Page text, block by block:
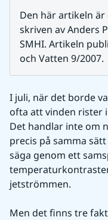
Den här artikeln
skriven av Anders
SMHI. Artikeln
och Vatten 9/2007.
I juli, när det borde
ofta att vinden rister
Det handlar inte om
precis på samma
säga genom ett
jetströmmen.
Men det finns tre